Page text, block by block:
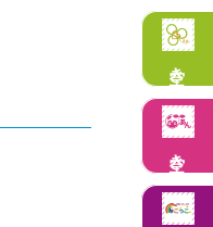
空き状況
空き状況